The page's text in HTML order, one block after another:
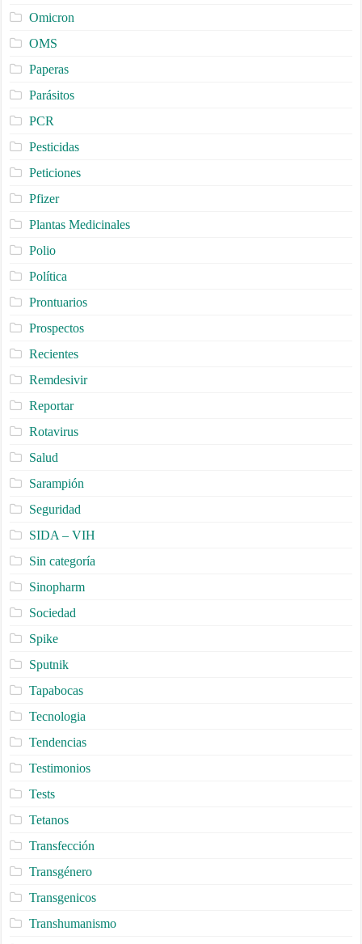
Omicron
OMS
Paperas
Parásitos
PCR
Pesticidas
Peticiones
Pfizer
Plantas Medicinales
Polio
Política
Prontuarios
Prospectos
Recientes
Remdesivir
Reportar
Rotavirus
Salud
Sarampión
Seguridad
SIDA – VIH
Sin categoría
Sinopharm
Sociedad
Spike
Sputnik
Tapabocas
Tecnologia
Tendencias
Testimonios
Tests
Tetanos
Transfección
Transgénero
Transgenicos
Transhumanismo